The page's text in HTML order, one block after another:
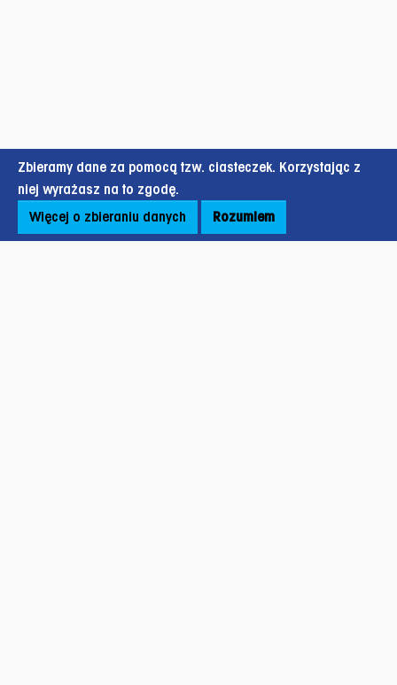
Zbieramy dane za pomocą tzw. ciasteczek. Korzystając z
niej wyrażasz na to zgodę.
Więcej o zbieraniu danych
Rozumiem